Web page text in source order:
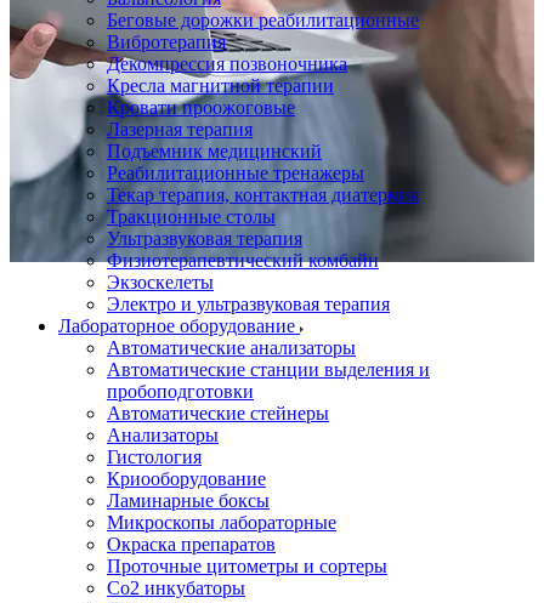
Беговые дорожки реабилитационные
Вибротерапия
Декомпрессия позвоночника
Кресла магнитной терапии
Кровати проожоговые
Лазерная терапия
Подъемник медицинский
Реабилитационные тренажеры
Текар терапия, контактная диатермия
Тракционные столы
Ультразвуковая терапия
Физиотерапевтический комбайн
Экзоскелеты
Электро и ультразвуковая терапия
Лабораторное оборудование
Автоматические анализаторы
Автоматические станции выделения и
пробоподготовки
Автоматические стейнеры
Анализаторы
Гистология
Криооборудование
Ламинарные боксы
Микроскопы лабораторные
Окраска препаратов
Проточные цитометры и сортеры
Со2 инкубаторы